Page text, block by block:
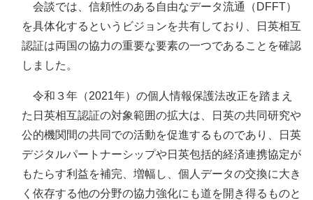
会談では、信頼性のある自由なデータ流通（DFFT）
を具体化するというビジョンを共有しており、日英相互
認証は両国の協力の重要な要素の一つであることを確認
しました。
令和３年（2021年）の個人情報保護法改正を踏まえ
た日英相互認証の対象範囲の拡大は、日英の共同研究や
公的機関間の共同での活動を促進するものであり、日英
デジタルパートナーシップや日英包括的経済連携協定が
もたらす利益を補完、増幅し、個人データの交換に大き
く依存する他の分野の協力強化にも道を開き得るものと